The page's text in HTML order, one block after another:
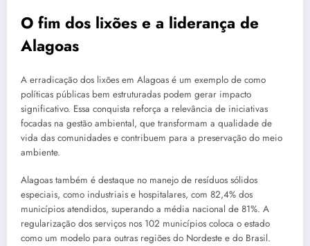
O fim dos lixões e a liderança de
Alagoas
A erradicação dos lixões em Alagoas é um exemplo de como
políticas públicas bem estruturadas podem gerar impacto
significativo. Essa conquista reforça a relevância de iniciativas
focadas na gestão ambiental, que transformam a qualidade de
vida das comunidades e contribuem para a preservação do meio
ambiente.
Alagoas também é destaque no manejo de resíduos sólidos
especiais, como industriais e hospitalares, com 82,4% dos
municípios atendidos, superando a média nacional de 81%. A
regularização dos serviços nos 102 municípios coloca o estado
como um modelo para outras regiões do Nordeste e do Brasil.